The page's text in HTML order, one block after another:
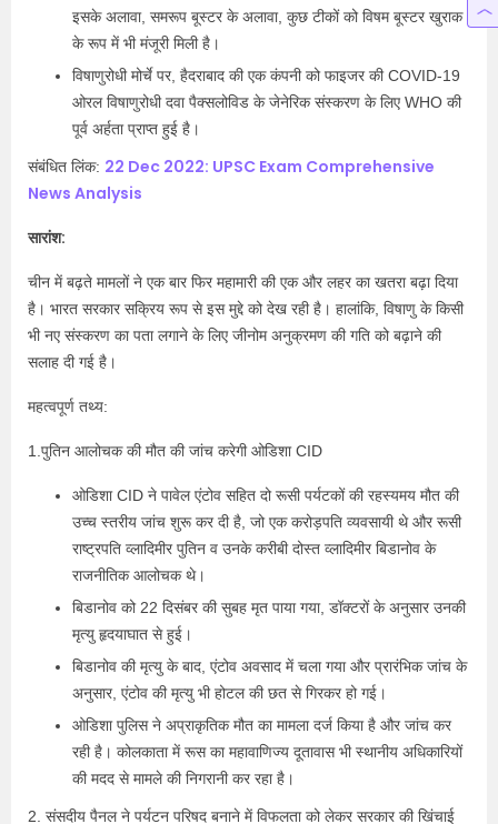
इसके अलावा, समरूप बूस्टर के अलावा, कुछ टीकों को विषम बूस्टर खुराक
के रूप में भी मंजूरी मिली है।
विषाणुरोधी मोर्चे पर, हैदराबाद की एक कंपनी को फाइजर की COVID-19
ओरल विषाणुरोधी दवा पैक्सलोविड के जेनेरिक संस्करण के लिए WHO की
पूर्व अर्हता प्राप्त हुई है।
संबंधित लिंक: 22 Dec 2022: UPSC Exam Comprehensive
News Analysis
सारांश:
चीन में बढ़ते मामलों ने एक बार फिर महामारी की एक और लहर का खतरा बढ़ा दिया
है। भारत सरकार सक्रिय रूप से इस मुद्दे को देख रही है। हालांकि, विषाणु के किसी
भी नए संस्करण का पता लगाने के लिए जीनोम अनुक्रमण की गति को बढ़ाने की
सलाह दी गई है।
महत्वपूर्ण तथ्य:
1.पुतिन आलोचक की मौत की जांच करेगी ओडिशा CID
ओडिशा CID ने पावेल एंटोव सहित दो रूसी पर्यटकों की रहस्यमय मौत की
उच्च स्तरीय जांच शुरू कर दी है, जो एक करोड़पति व्यवसायी थे और रूसी
राष्ट्रपति व्लादिमीर पुतिन व उनके करीबी दोस्त व्लादिमीर बिडानोव के
राजनीतिक आलोचक थे।
बिडानोव को 22 दिसंबर की सुबह मृत पाया गया, डॉक्टरों के अनुसार उनकी
मृत्यु हृदयाघात से हुई।
बिडानोव की मृत्यु के बाद, एंटोव अवसाद में चला गया और प्रारंभिक जांच के
अनुसार, एंटोव की मृत्यु भी होटल की छत से गिरकर हो गई।
ओडिशा पुलिस ने अप्राकृतिक मौत का मामला दर्ज किया है और जांच कर
रही है। कोलकाता में रूस का महावाणिज्य दूतावास भी स्थानीय अधिकारियों
की मदद से मामले की निगरानी कर रहा है।
2. संसदीय पैनल ने पर्यटन परिषद बनाने में विफलता को लेकर सरकार की खिंचाई